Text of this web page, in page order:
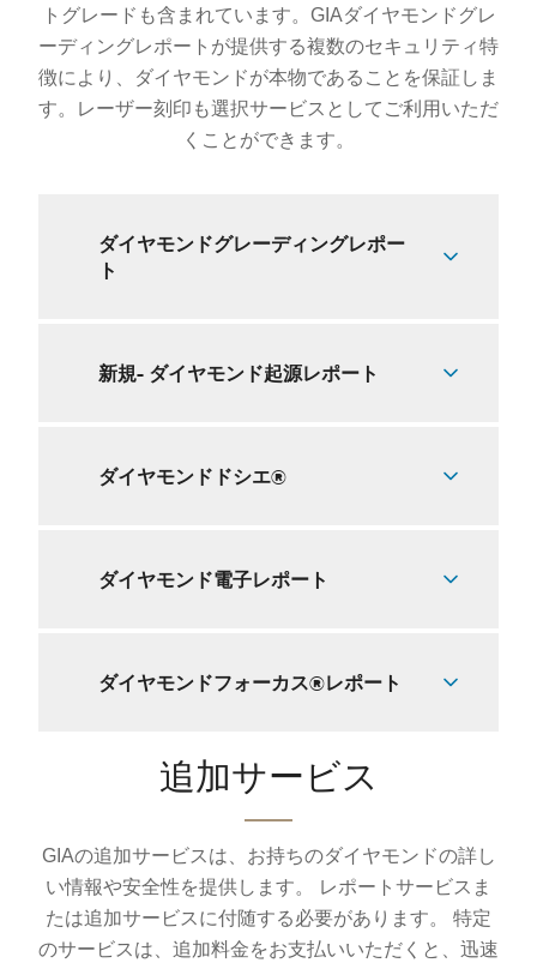
トグレードも含まれています。GIAダイヤモンドグレ
ーディングレポートが提供する複数のセキュリティ特
徴により、ダイヤモンドが本物であることを保証しま
す。レーザー刻印も選択サービスとしてご利用いただ
くことができます。
ダイヤモンドグレーディングレポー
ト
新規- ダイヤモンド起源レポート
ダイヤモンドドシエ®
ダイヤモンド電子レポート
ダイヤモンドフォーカス®レポート
追加サービス
GIAの追加サービスは、お持ちのダイヤモンドの詳し
い情報や安全性を提供します。 レポートサービスま
たは追加サービスに付随する必要があります。 特定
のサービスは、追加料金をお支払いいただくと、迅速